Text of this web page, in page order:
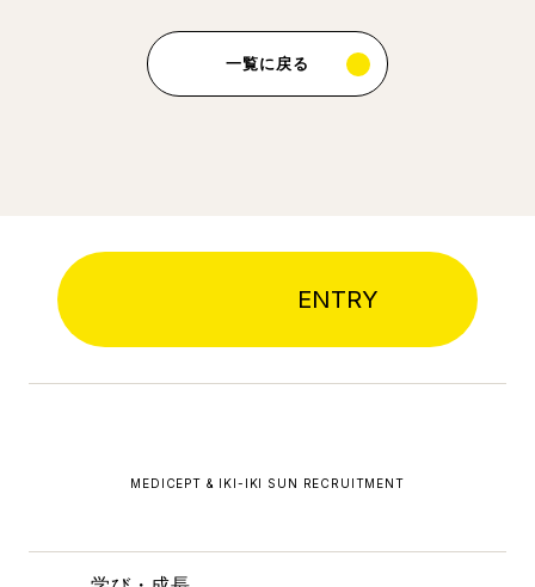
一覧に戻る
ENTRY
MEDICEPT & IKI-IKI SUN RECRUITMENT